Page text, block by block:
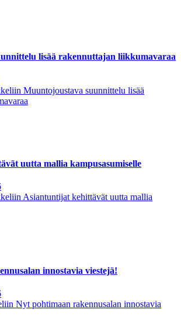
lisää rakennuttajan liikkumavaraa
Muuntojoustava suunnittelu lisää
uutta mallia kampusasumiselle
Asiantuntijat kehittävät uutta mallia
innostavia viestejä!
Nyt pohtimaan rakennusalan innostavia